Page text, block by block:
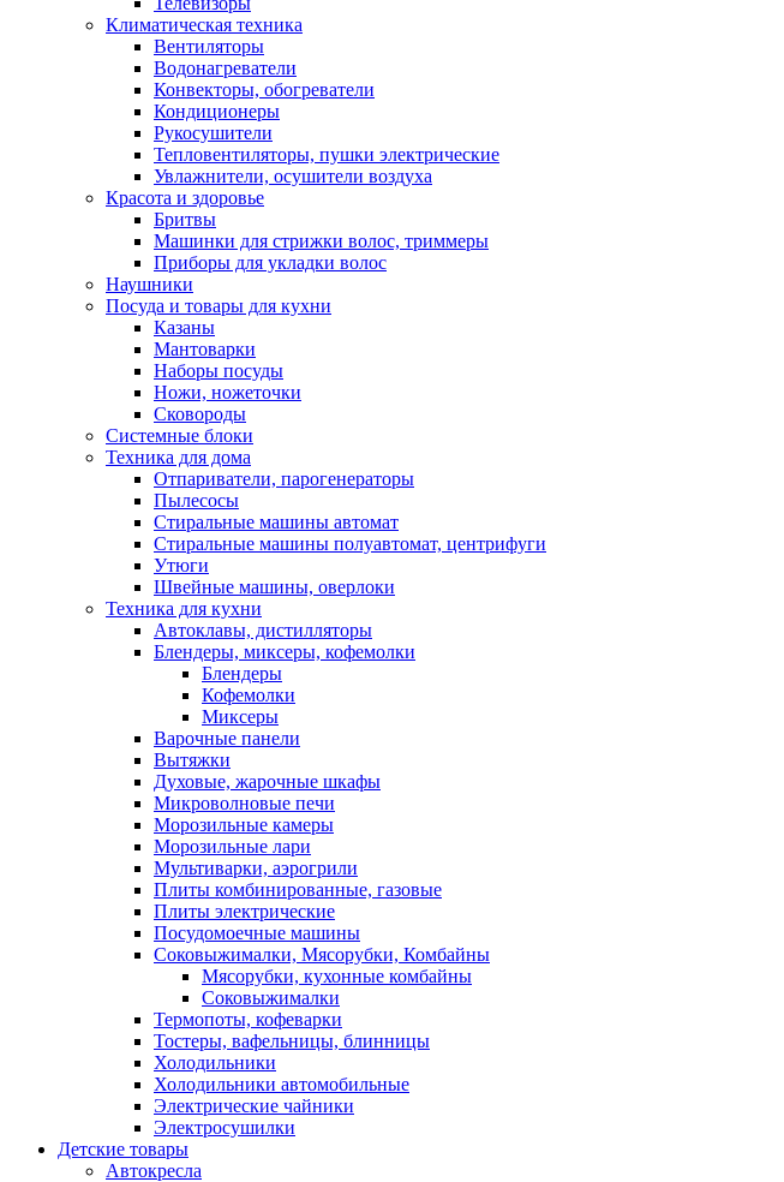
Климатическая техника
Вентиляторы
Водонагреватели
Конвекторы, обогреватели
Кондиционеры
Рукосушители
Тепловентиляторы, пушки электрические
Увлажнители, осушители воздуха
Красота и здоровье
Бритвы
Машинки для стрижки волос, триммеры
Приборы для укладки волос
Наушники
Посуда и товары для кухни
Казаны
Мантоварки
Наборы посуды
Ножи, ножеточки
Сковороды
Системные блоки
Техника для дома
Отпариватели, парогенераторы
Пылесосы
Стиральные машины автомат
Стиральные машины полуавтомат, центрифуги
Утюги
Швейные машины, оверлоки
Техника для кухни
Автоклавы, дистилляторы
Блендеры, миксеры, кофемолки
Блендеры
Кофемолки
Миксеры
Варочные панели
Вытяжки
Духовые, жарочные шкафы
Микроволновые печи
Морозильные камеры
Морозильные лари
Мультиварки, аэрогрили
Плиты комбинированные, газовые
Плиты электрические
Посудомоечные машины
Соковыжималки, Мясорубки, Комбайны
Мясорубки, кухонные комбайны
Соковыжималки
Термопоты, кофеварки
Тостеры, вафельницы, блинницы
Холодильники
Холодильники автомобильные
Электрические чайники
Электросушилки
Детские товары
Автокресла